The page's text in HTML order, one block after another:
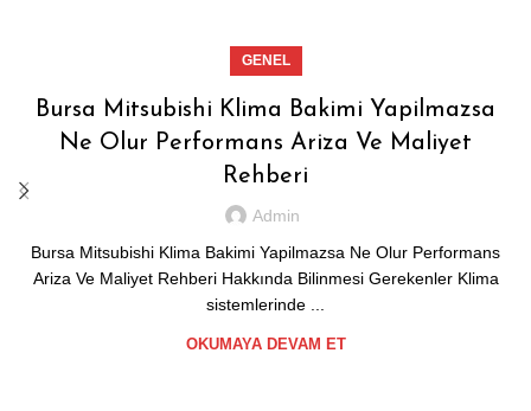
GENEL
Bursa Mitsubishi Klima Bakimi Yapilmazsa
Ne Olur Performans Ariza Ve Maliyet
Rehberi
Admin
Bursa Mitsubishi Klima Bakimi Yapilmazsa Ne Olur Performans
Ariza Ve Maliyet Rehberi Hakkında Bilinmesi Gerekenler Klima
sistemlerinde ...
OKUMAYA DEVAM ET